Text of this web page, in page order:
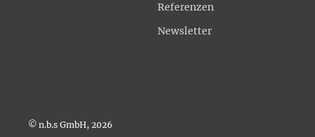
Referenzen
Newsletter
© n.b.s GmbH, 2026